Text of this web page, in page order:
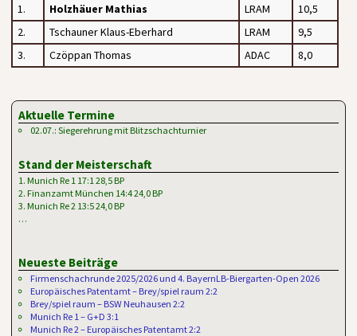
1.
Holzhäuer Mathias LRAM
10,5
2.
Tschauner Klaus-Eberhard LRAM
9,5
3.
Czöppan Thomas ADAC 8,0
Aktuelle Termine
02.07.: Siegerehrung mit Blitzschachturnier
Stand der Meisterschaft
1. Munich Re 1 17:1 28,5 BP
2. Finanzamt München 14:4 24,0 BP
3. Munich Re 2 13:5 24,0 BP
…
Neueste Beiträge
Firmenschachrunde 2025/2026 und 4. BayernLB-Biergarten-Open 2026
Europäisches Patentamt – Brey/spiel raum 2:2
Brey/spiel raum – BSW Neuhausen 2:2
Munich Re 1 – G+D 3:1
Munich Re 2 – Europäisches Patentamt 2:2